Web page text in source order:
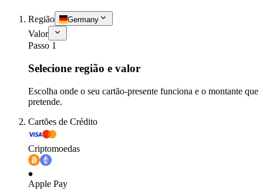
Região Germany
Valor
Passo 1
Selecione região e valor
Escolha onde o seu cartão-presente funciona e o montante que
pretende.
Cartões de Crédito
Criptomoedas
Apple Pay